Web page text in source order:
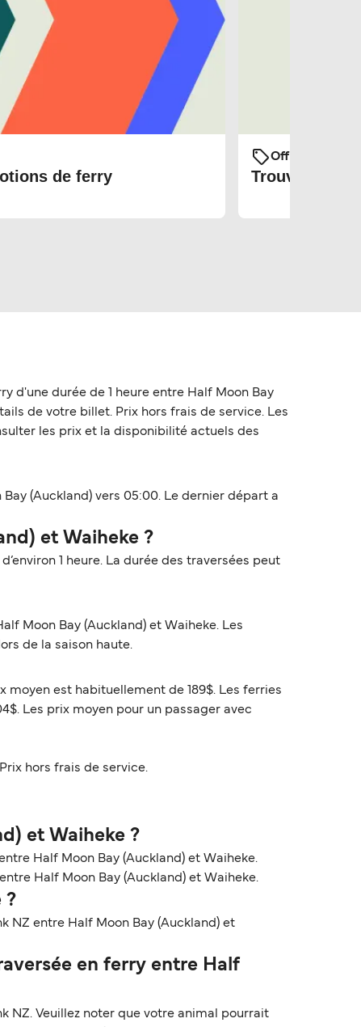
de ferry
Offres et
Trouvez les
d'une durée de 1 heure entre Half Moon Bay
de votre billet. Prix hors frais de service. Les
les prix et la disponibilité actuels des
(Auckland) vers 05:00. Le dernier départ a
et Waiheke ?
1 heure. La durée des traversées peut
Moon Bay (Auckland) et Waiheke. Les
de la saison haute.
moyen est habituellement de 189$. Les ferries
Les prix moyen pour un passager avec
hors frais de service.
et Waiheke ?
Half Moon Bay (Auckland) et Waiheke.
Half Moon Bay (Auckland) et Waiheke.
?
NZ entre Half Moon Bay (Auckland) et
en ferry entre Half
NZ. Veuillez noter que votre animal pourrait